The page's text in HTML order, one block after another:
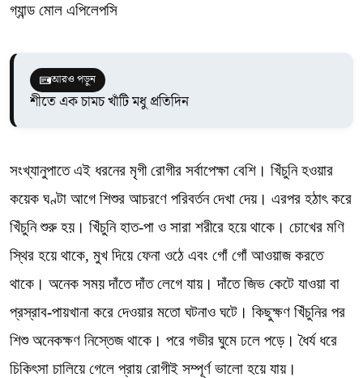
গ্যান্ড মোল এপিলেপসি
আরও পড়ুন
শীতে এক চামচ খাঁটি মধু প্রতিদিন
সংখ্যানুপাতে এই ধরনের মৃগী রোগীর সর্বাপেক্ষা বেশি। খিঁচুনি হওয়ার
কয়েক ঘণ্টা আগে শিশুর আচরণে পরিবর্তন দেখা দেয়। এরপর হঠাৎ করে
খিঁচুনি শুরু হয়। খিঁচুনি হাত-পা ও সারা শরীরে হয়ে থাকে। চোখের মণি
স্থির হয়ে থাকে, মুখ দিয়ে ফেনা ওঠে এবং গোঁ গোঁ আওয়াজ করতে
থাকে। অনেক সময় দাঁতে দাঁত লেগে যায়। দাঁতে জিভ কেটে যাওয়া বা
প্রস্রাব-পায়খানা করে দেওয়ার মতো ঘটনাও ঘটে। কিছুক্ষণ খিঁচুনির পর
শিশু অনেকক্ষণ নিস্তেজ থাকে। পরে গভীর ঘুমে ঢলে পড়ে। ধৈর্য ধরে
চিকিৎসা চালিয়ে গেলে প্রায় রোগীই সম্পূর্ণ ভালো হয়ে যায়।